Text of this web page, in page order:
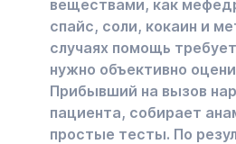
веществами, как
спайс, соли, кокаин и
случаях помощь
нужно объективно
Прибывший на вызов
пациента, собирает
простые тесты. По